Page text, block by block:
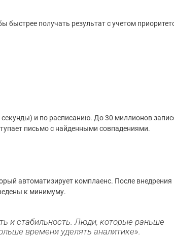
получать результат с учетом
и по расписанию. До 30 миллионов
письмо с найденными совпадениями.
автоматизирует комплаенс. После внедрения
к минимуму.
и стабильность. Люди, которые раньше
времени уделять аналитике».